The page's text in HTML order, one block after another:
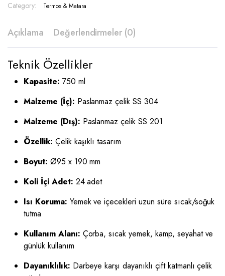
Category:
Termos & Matara
Açıklama Değerlendirmeler (0)
Teknik Özellikler
Kapasite: 750 ml
Malzeme (İç): Paslanmaz çelik SS 304
Malzeme (Dış): Paslanmaz çelik SS 201
Özellik: Çelik kaşıklı tasarım
Boyut: Ø95 x 190 mm
Koli İçi Adet: 24 adet
Isı Koruma: Yemek ve içecekleri uzun süre sıcak/soğuk
tutma
Kullanım Alanı: Çorba, sıcak yemek, kamp, seyahat ve
günlük kullanım
Dayanıklılık: Darbeye karşı dayanıklı çift katmanlı çelik